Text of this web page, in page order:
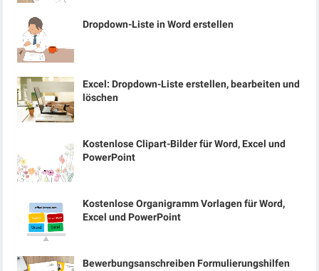
Dropdown-Liste in Word erstellen
Excel: Dropdown-Liste erstellen, bearbeiten und
löschen
Kostenlose Clipart-Bilder für Word, Excel und
PowerPoint
Kostenlose Organigramm Vorlagen für Word,
Excel und PowerPoint
Bewerbungsanschreiben Formulierungshilfen